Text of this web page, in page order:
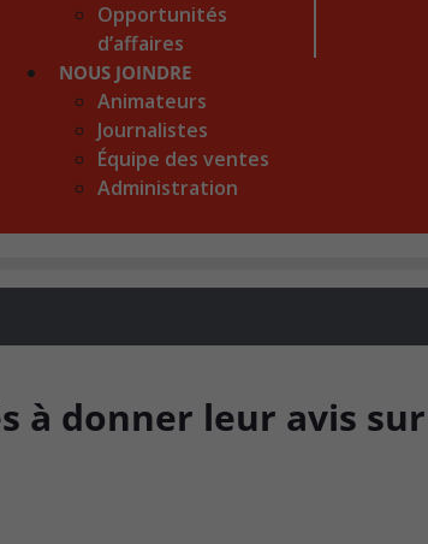
Opportunités
d’affaires
NOUS JOINDRE
Animateurs
Journalistes
Équipe des ventes
Administration
à donner leur avis